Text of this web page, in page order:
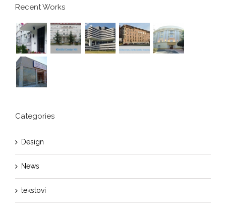
Recent Works
Categories
Design
News
tekstovi